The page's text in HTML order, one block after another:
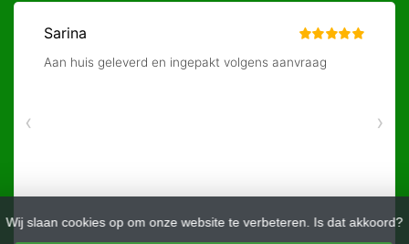
Wij slaan cookies op om onze website te verbeteren. Is dat akkoord?